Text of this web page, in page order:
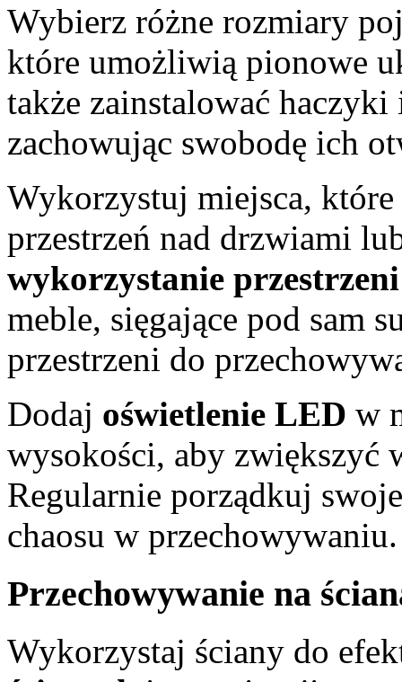
Wybierz różne rozmiary
które umożliwią pionowe
także zainstalować
zachowując swobodę ich
Wykorzystuj miejsca,
przestrzeń nad drzwiami
wykorzystanie
meble, sięgające pod sam
przestrzeni do
Dodaj oświetlenie LED w
wysokości, aby zwiększyć
Regularnie porządkuj
chaosu w przechowywaniu.
Przechowywanie na
Wykorzystaj ściany do